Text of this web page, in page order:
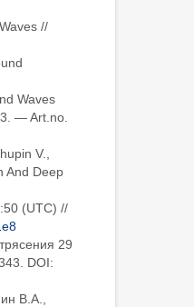
//
Waves
— Art.no.
V.,
And Deep
(UTC) //
29
DOI:
В.А.,